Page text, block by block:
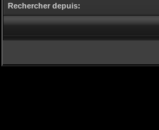
Rechercher depuis: